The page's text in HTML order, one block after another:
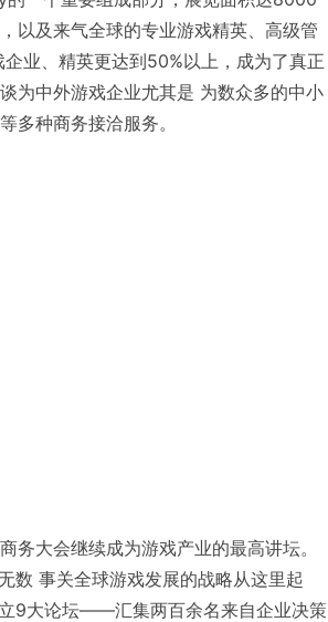
以及来气全球的专业游戏精英、高级管
业、精英更达到50%以上，成为了真正
为中外游戏企业尤其是 为数众多的中小
多种商务接洽服务。
务大会继续成为游戏产业的最高讲坛。
数 事关全球游戏发展的战略从这里起
9大论坛——汇集两百余名来自企业决策